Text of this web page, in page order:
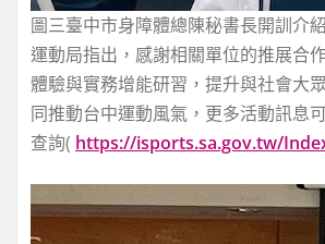
圖三臺中市身障體總陳秘書長開訓介紹
運動局指出，感謝相關單位的推展合
體驗與實務增能研習，提升與社會大
同推動台中運動風氣，更多活動訊息
查詢( https://isports.sa.gov.tw/